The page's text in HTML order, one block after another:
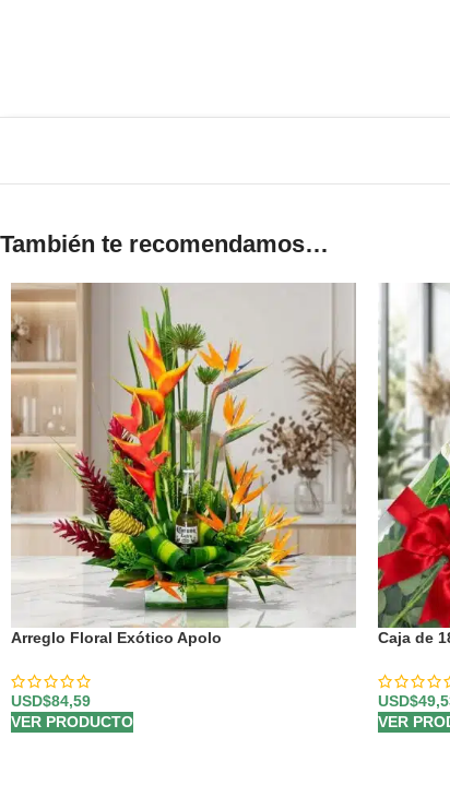
También te recomendamos…
Arreglo Floral Exótico Apolo
USD$84,59
VER PRODUCTO
Caja de
USD$
VER